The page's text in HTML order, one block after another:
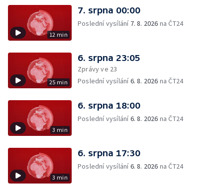
12 min
7. srpna 00:00
Poslední vysílání 7. 8. 2026 na ČT24
25 min
6. srpna 23:05
Zprávy ve 23
Poslední vysílání6. 8. 2026 na ČT24
3 min
6. srpna 18:00
Poslední vysílání6. 8. 2026 na ČT24
3 min
6. srpna 17:30
Poslední vysílání6. 8. 2026 na ČT24